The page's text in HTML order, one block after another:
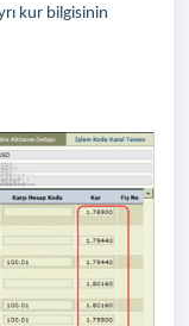
kur bilgisinin